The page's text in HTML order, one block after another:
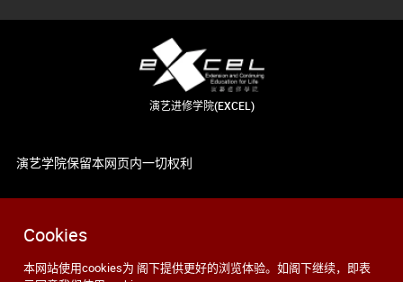
Cookies
本网站使用cookies为 阁下提供更好的浏览体验。如阁下继续，即表
演艺进修学院(EXCEL)
演艺学院保留本网页内一切权利